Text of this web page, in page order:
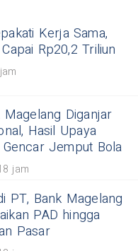
Kerja Sama,
Rp20,2 Triliun
Diganjar
Hasil Upaya
Jemput Bola
jam
PT, Bank Magelang
PAD hingga
Pasar